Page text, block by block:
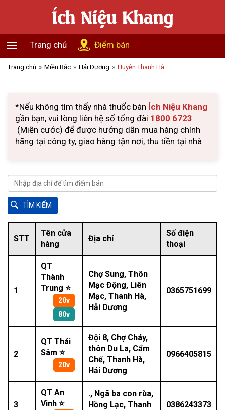
Trang chủ Điểm bán
Trang chủ Miền Bắc Hải Dương Huyện Thanh Hà
*Nếu không tìm thấy nhà thuốc bán Ích Niệu Khang
gần bạn, vui lòng liên hệ số tổng đài 1800 6723
(Miễn cước) để được hướng dẫn mua hàng chính
hãng tại công ty, giao hàng tận nơi, thu tiền tại nhà
STT
Tên cửa
hàng
Địa chỉ
Số điện
thoại
1
QT
Thành
Trung ⭐
20v
80v
Chợ Sung, Thôn
Mạc Động, Liên
Mạc, Thanh Hà,
Hải Dương
0365751699
2
QT Thái
Sâm ⭐
20v
Đội 8, Chợ Cháy,
thôn Du La, Cẩm
Chế, Thanh Hà,
Hải Dương
0966405815
3
QT An
Vinh ⭐
., Ngã ba con rùa,
Hồng Lạc, Thanh
0386243373